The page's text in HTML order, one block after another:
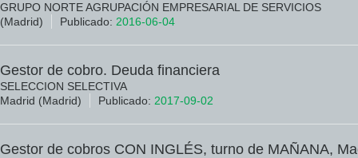
GRUPO NORTE AGRUPACIÓN EMPRESARIAL DE SERVICIOS
(Madrid)
Publicado: 2016-06-04
Gestor de cobro. Deuda financiera
SELECCION SELECTIVA
Madrid (Madrid)
Publicado: 2017-09-02
Gestor de cobros CON INGLÉS, turno de MAÑANA,